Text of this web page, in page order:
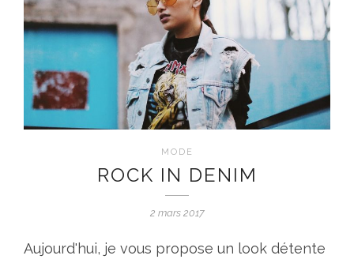
MODE
ROCK IN DENIM
2 mars 2017
Aujourd'hui, je vous propose un look détente